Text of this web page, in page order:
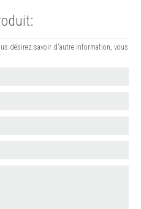
désirez savoir d'autre information, vous